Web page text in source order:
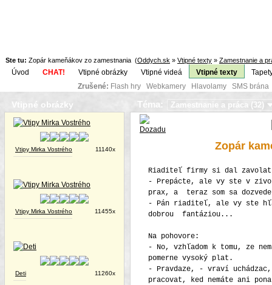
Ste tu: Zopár kameňákov zo zamestnania (Oddych.sk » Vtipné texty » Zamestnanie a
Úvod CHAT! Vtipné obrázky Vtipné videá Vtipné texty
Zrušené: Flash hry Webkamery Hlavolamy SMS
Vtipné obrázky
Vtipy Mirka Vostrého 11140x
Vtipy Mirka Vostrého 11455x
Deti 11260x
Téma:
Zopár
Riaditeľ firmy si dal zavolat
- Prepácte, ale vy ste v
prax, a teraz som sa
- Pán riaditeľ, ale vy ste
dobrou fantáziou...
Na pohovore:
- No, vzhľadom k tomu, ze
pomerne vysoký plat.
- Pravdaze, - vraví
pracovat, ked nemáte ani